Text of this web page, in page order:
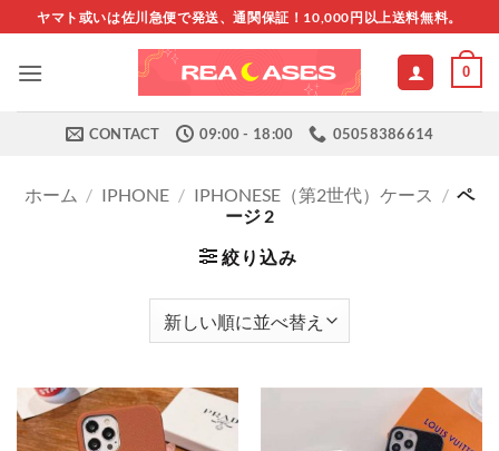
to
content
ヤマト或いは佐川急便で発送、通関保証！10,000円以上送料無料。
0
CONTACT 09:00 - 18:00 05058386614
ホーム / IPHONE / IPHONESE（第2世代）ケース / ペ
ージ 2
絞り込み